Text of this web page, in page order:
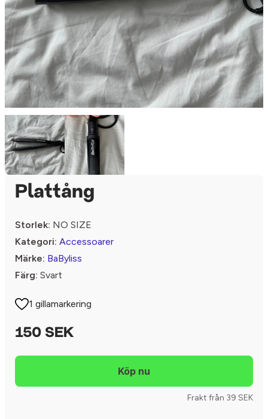
Plattång
Storlek: NO SIZE
Kategori: Accessoarer
Märke: BaByliss
Färg: Svart
1 gillamarkering
150 SEK
Frakt från 39 SEK